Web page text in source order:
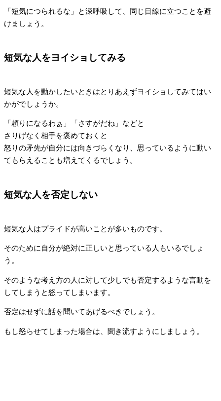
「短気につられるな」と深呼吸して、同じ目線に立つことを避
けましょう。
短気な人をヨイショしてみる
短気な人を動かしたいときはとりあえずヨイショしてみてはい
かがでしょうか。
「頼りになるわぁ」「さすがだね」などと
さりげなく相手を褒めておくと
怒りの矛先が自分には向きづらくなり、思っているように動い
てもらえることも増えてくるでしょう。
短気な人を否定しない
短気な人はプライドが高いことが多いものです。
そのために自分が絶対に正しいと思っている人もいるでしょ
う。
そのような考え方の人に対して少しでも否定するような言動を
してしまうと怒ってしまいます。
否定はせずに話を聞いてあげるべきでしょう。
もし怒らせてしまった場合は、聞き流すようにしましょう。